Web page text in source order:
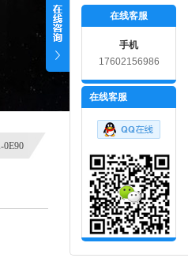
在线客服
手机
17602156986
在线客服